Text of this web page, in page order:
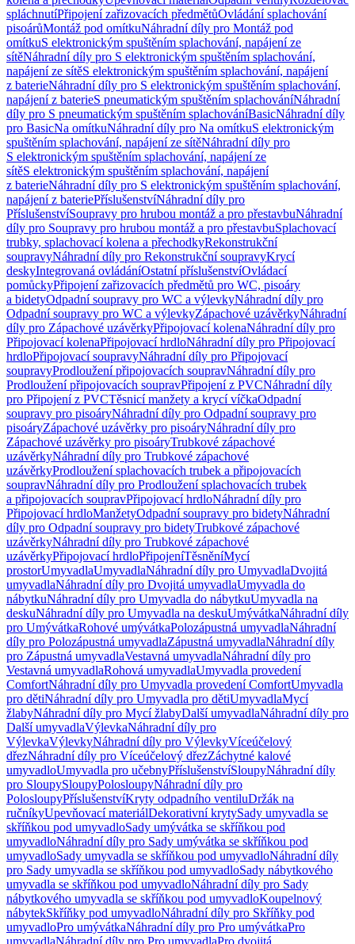
spláchnutíPřipojení zařizovacích předmětůOvládání splachování
pisoárůMontáž pod omítkuNáhradní díly pro Montáž pod
omítkuS elektronickým spuštěním splachování, napájení ze
sítěNáhradní díly pro S elektronickým spuštěním splachování,
napájení ze sítěS elektronickým spuštěním splachování, napájení
z baterieNáhradní díly pro S elektronickým spuštěním splachování,
napájení z baterieS pneumatickým spuštěním splachováníNáhradní
díly pro S pneumatickým spuštěním splachováníBasicNáhradní díly
pro BasicNa omítkuNáhradní díly pro Na omítkuS elektronickým
spuštěním splachování, napájení ze sítěNáhradní díly pro
S elektronickým spuštěním splachování, napájení ze
sítěS elektronickým spuštěním splachování, napájení
z baterieNáhradní díly pro S elektronickým spuštěním splachování,
napájení z bateriePříslušenstvíNáhradní díly pro
PříslušenstvíSoupravy pro hrubou montáž a pro přestavbuNáhradní
díly pro Soupravy pro hrubou montáž a pro přestavbuSplachovací
trubky, splachovací kolena a přechodkyRekonstrukční
soupravyNáhradní díly pro Rekonstrukční soupravyKrycí
deskyIntegrovaná ovládáníOstatní příslušenstvíOvládací
pomůckyPřipojení zařizovacích předmětů pro WC, pisoáry
a bidetyOdpadní soupravy pro WC a výlevkyNáhradní díly pro
Odpadní soupravy pro WC a výlevkyZápachové uzávěrkyNáhradní
díly pro Zápachové uzávěrkyPřipojovací kolenaNáhradní díly pro
Připojovací kolenaPřipojovací hrdloNáhradní díly pro Připojovací
hrdloPřipojovací soupravyNáhradní díly pro Připojovací
soupravyProdloužení připojovacích soupravNáhradní díly pro
Prodloužení připojovacích soupravPřipojení z PVCNáhradní díly
pro Připojení z PVCTěsnicí manžety a krycí víčkaOdpadní
soupravy pro pisoáryNáhradní díly pro Odpadní soupravy pro
pisoáryZápachové uzávěrky pro pisoáryNáhradní díly pro
Zápachové uzávěrky pro pisoáryTrubkové zápachové
uzávěrkyNáhradní díly pro Trubkové zápachové
uzávěrkyProdloužení splachovacích trubek a připojovacích
soupravNáhradní díly pro Prodloužení splachovacích trubek
a připojovacích soupravPřipojovací hrdloNáhradní díly pro
Připojovací hrdloManžetyOdpadní soupravy pro bidetyNáhradní
díly pro Odpadní soupravy pro bidetyTrubkové zápachové
uzávěrkyNáhradní díly pro Trubkové zápachové
uzávěrkyPřipojovací hrdloPřipojeníTěsněníMycí
prostorUmyvadlaUmyvadlaNáhradní díly pro UmyvadlaDvojitá
umyvadlaNáhradní díly pro Dvojitá umyvadlaUmyvadla do
nábytkuNáhradní díly pro Umyvadla do nábytkuUmyvadla na
deskuNáhradní díly pro Umyvadla na deskuUmývátkaNáhradní díly
pro UmývátkaRohové umývátkaPolozápustná umyvadlaNáhradní
díly pro Polozápustná umyvadlaZápustná umyvadlaNáhradní díly
pro Zápustná umyvadlaVestavná umyvadlaNáhradní díly pro
Vestavná umyvadlaRohová umyvadlaUmyvadla provedení
ComfortNáhradní díly pro Umyvadla provedení ComfortUmyvadla
pro dětiNáhradní díly pro Umyvadla pro dětiUmyvadlaMycí
žlabyNáhradní díly pro Mycí žlabyDalší umyvadlaNáhradní díly pro
Další umyvadlaVýlevkaNáhradní díly pro
VýlevkaVýlevkyNáhradní díly pro VýlevkyVíceúčelový
dřezNáhradní díly pro Víceúčelový dřezZáchytné kalové
umyvadloUmyvadla pro učebnyPříslušenstvíSloupyNáhradní díly
pro SloupySloupyPolosloupyNáhradní díly pro
PolosloupyPříslušenstvíKryty odpadního ventiluDržák na
ručníkyUpevňovací materiálDekorativní krytySady umyvadla se
skříňkou pod umyvadloSady umývátka se skříňkou pod
umyvadloNáhradní díly pro Sady umývátka se skříňkou pod
umyvadloSady umyvadla se skříňkou pod umyvadloNáhradní díly
pro Sady umyvadla se skříňkou pod umyvadloSady nábytkového
umyvadla se skříňkou pod umyvadloNáhradní díly pro Sady
nábytkového umyvadla se skříňkou pod umyvadloKoupelnový
nábytekSkříňky pod umyvadloNáhradní díly pro Skříňky pod
umyvadloPro umývátkaNáhradní díly pro Pro umývátkaPro
umyvadlaNáhradní díly pro Pro umyvadlaPro dvojitá